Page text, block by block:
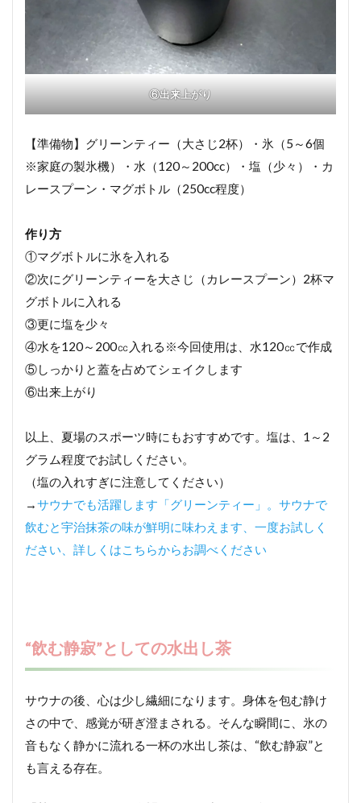
⑥出来上がり
【準備物】グリーンティー（大さじ2杯）・氷（5～6個
※家庭の製氷機）・水（120～200cc）・塩（少々）・カ
レースプーン・マグボトル（250cc程度）
作り方
①マグボトルに氷を入れる
②次にグリーンティーを大さじ（カレースプーン）2杯マ
グボトルに入れる
③更に塩を少々
④水を120～200㏄入れる※今回使用は、水120㏄で作成
⑤しっかりと蓋を占めてシェイクします
⑥出来上がり
以上、夏場のスポーツ時にもおすすめです。塩は、1～2
グラム程度でお試しください。
（塩の入れすぎに注意してください）
→サウナでも活躍します「グリーンティー」。サウナで
飲むと宇治抹茶の味が鮮明に味わえます、一度お試しく
ださい、詳しくはこちらからお調べください
“飲む静寂”としての水出し茶
サウナの後、心は少し繊細になります。身体を包む静け
さの中で、感覚が研ぎ澄まされる。そんな瞬間に、氷の
音もなく静かに流れる一杯の水出し茶は、“飲む静寂”と
も言える存在。